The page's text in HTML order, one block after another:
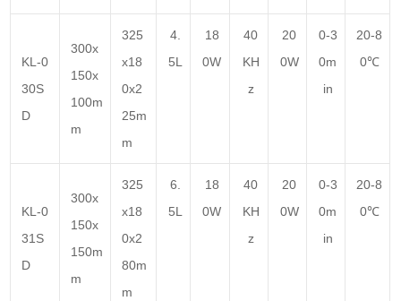
KL-0
30S
D
300x
150x
100m
m
325
x18
0x2
25m
m
4.
5L
18
0W
40
KH
z
20
0W
0-3
0m
in
20-8
0℃
KL-0
31S
D
300x
150x
150m
m
325
x18
0x2
80m
m
6.
5L
18
0W
40
KH
z
20
0W
0-3
0m
in
20-8
0℃